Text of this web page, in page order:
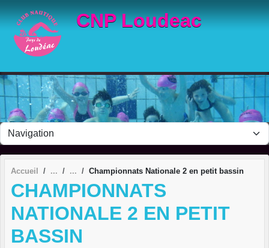
CNP Loudeac
Accueil Championnats Nationale 2 en petit bassin
CHAMPIONNATS
NATIONALE 2 EN PETIT
BASSIN